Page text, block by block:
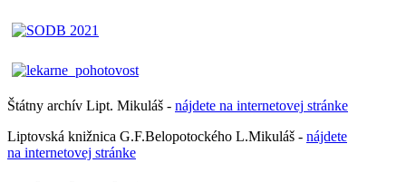
Štátny archív Lipt. Mikuláš - nájdete na internetovej stránke
Liptovská knižnica G.F.Belopotockého L.Mikuláš - nájdete
na internetovej stránke